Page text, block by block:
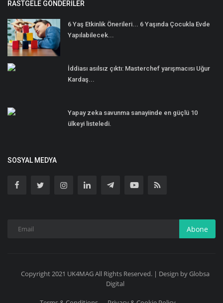
RASTGELE GÖNDERILER
6 Yaş Etkinlik Önerileri... 6 Yaşında Çocukla Evde
Yapılabilecek...
İddiası asılsız çıktı: Masterchef yarışmacısı Uğur
Kardaş...
Yapay zeka savunma sanayiinde en güçlü 10
ülkeyi listeledi.
SOSYAL MEDYA
Abone
Copyright 2021 UK4MAG All Rights Reserved. | Design by Globsa
Digital